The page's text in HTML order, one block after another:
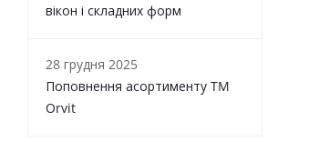
вікон і складних форм
28 грудня 2025
Поповнення асортименту TM
Orvit